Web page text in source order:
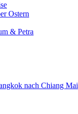
Ostern
& Petra
nach Chiang Mai